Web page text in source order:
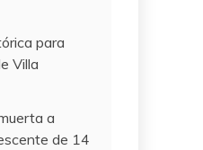
para
Villa
a
de 14